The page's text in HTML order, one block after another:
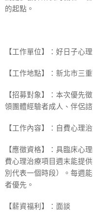
的起點。
【工作單位】：好日子心
【工作地點】：新北市三
【招募對象】：本次優先
領團體經驗者成人、伴侶諮
【工作內容】：自費心理
【應徵資格】：具臨床心
費心理治療項目週末能提
別代表一個時段）。每週
者優先。
【薪資福利】：面談